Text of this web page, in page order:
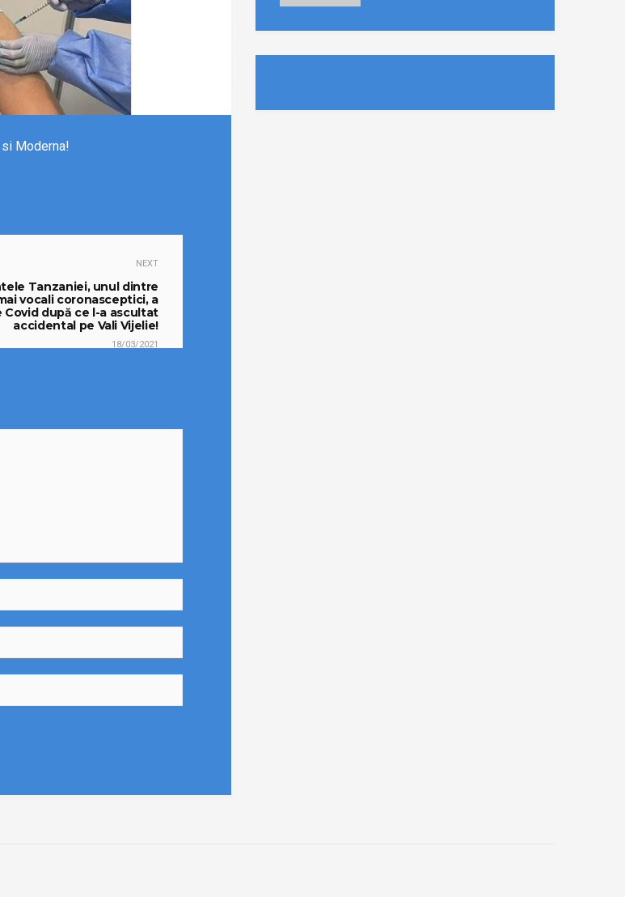
Moderna!
NEXT
Tanzaniei, unul dintre
vocali coronasceptici, a
Covid după ce l-a ascultat
accidental pe Vali Vijelie!
18/03/2021